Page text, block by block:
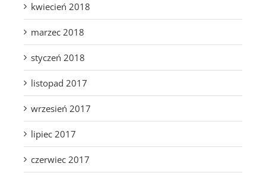
kwiecień 2018
marzec 2018
styczeń 2018
listopad 2017
wrzesień 2017
lipiec 2017
czerwiec 2017